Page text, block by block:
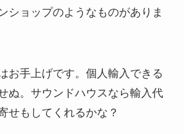
ショップのようなものがありま
お手上げです。個人輸入できる
ぬ。サウンドハウスなら輸入代
せもしてくれるかな？